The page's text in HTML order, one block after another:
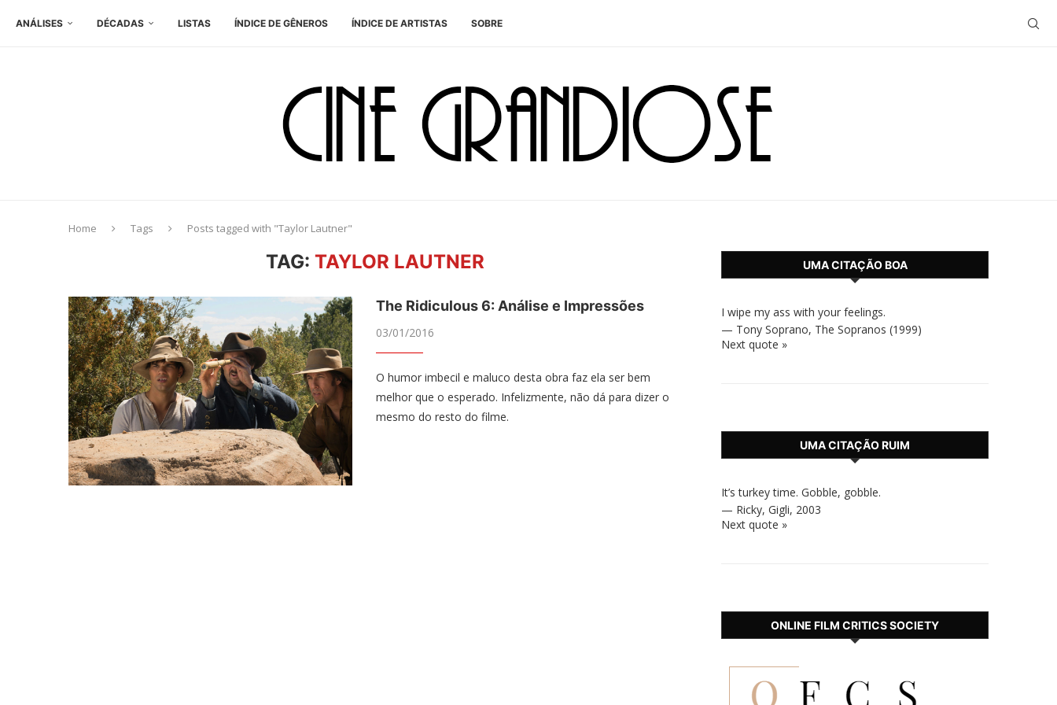
ANÁLISES DÉCADAS LISTAS ÍNDICE DE GÊNEROS ÍNDICE DE ARTISTAS SOBRE
Home Tags Posts tagged with "Taylor Lautner"
TAG: TAYLOR LAUTNER
The Ridiculous 6: Análise e Impressões
03/01/2016
O humor imbecil e maluco desta obra faz ela ser bem
melhor que o esperado. Infelizmente, não dá para dizer o
mesmo do resto do filme.
UMA CITAÇÃO BOA
I wipe my ass with your feelings.
— Tony Soprano, The Sopranos (1999)
Next quote »
UMA CITAÇÃO RUIM
It’s turkey time. Gobble, gobble.
— Ricky, Gigli, 2003
Next quote »
ONLINE FILM CRITICS SOCIETY